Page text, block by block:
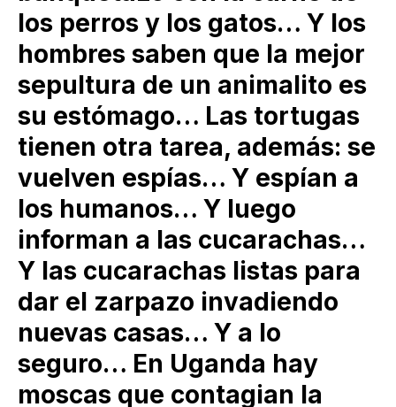
los perros y los gatos… Y los
hombres saben que la mejor
sepultura de un animalito es
su estómago… Las tortugas
tienen otra tarea, además: se
vuelven espías… Y espían a
los humanos… Y luego
informan a las cucarachas…
Y las cucarachas listas para
dar el zarpazo invadiendo
nuevas casas… Y a lo
seguro… En Uganda hay
moscas que contagian la